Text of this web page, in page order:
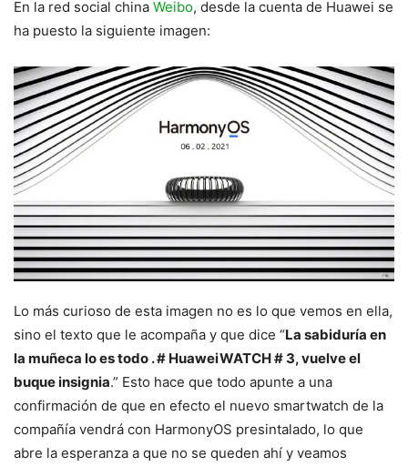
En la red social china Weibo, desde la cuenta de Huawei se
ha puesto la siguiente imagen:
Lo más curioso de esta imagen no es lo que vemos en ella,
sino el texto que le acompaña y que dice “La sabiduría en
la muñeca lo es todo . # HuaweiWATCH # 3, vuelve el
buque insignia.” Esto hace que todo apunte a una
confirmación de que en efecto el nuevo smartwatch de la
compañía vendrá con HarmonyOS presintalado, lo que
abre la esperanza a que no se queden ahí y veamos